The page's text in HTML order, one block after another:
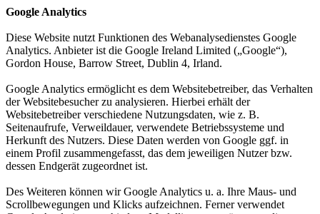
Google Analytics
Diese Website nutzt Funktionen des Webanalysedienstes Google
Analytics. Anbieter ist die Google Ireland Limited („Google“),
Gordon House, Barrow Street, Dublin 4, Irland.
Google Analytics ermöglicht es dem Websitebetreiber, das Verhalten
der Websitebesucher zu analysieren. Hierbei erhält der
Websitebetreiber verschiedene Nutzungsdaten, wie z. B.
Seitenaufrufe, Verweildauer, verwendete Betriebssysteme und
Herkunft des Nutzers. Diese Daten werden von Google ggf. in
einem Profil zusammengefasst, das dem jeweiligen Nutzer bzw.
dessen Endgerät zugeordnet ist.
Des Weiteren können wir Google Analytics u. a. Ihre Maus- und
Scrollbewegungen und Klicks aufzeichnen. Ferner verwendet